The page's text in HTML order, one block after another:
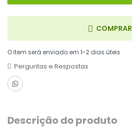
COMPRAR
O item será enviado em 1-2 dias úteis
Perguntas e Respostas
Descrição do produto